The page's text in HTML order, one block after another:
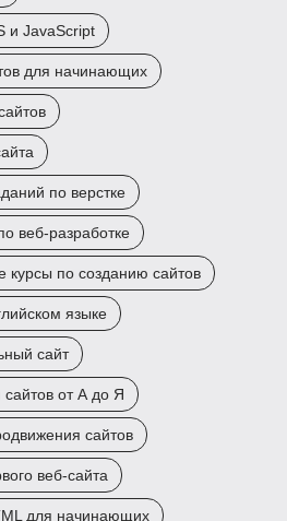
и JavaScript
для начинающих
по верстке
веб-разработке
курсы по созданию сайтов
языке
сайт
от А до Я
сайтов
веб-сайта
для начинающих